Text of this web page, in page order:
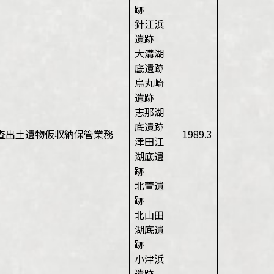
出土遺物仮収納保管業務
跡
針江浜
遺跡
大溝湖
底遺跡
烏丸崎
遺跡
志那湖
底遺跡
津田江
湖底遺
跡
北萱遺
跡
北山田
湖底遺
跡
小津浜
1989.3